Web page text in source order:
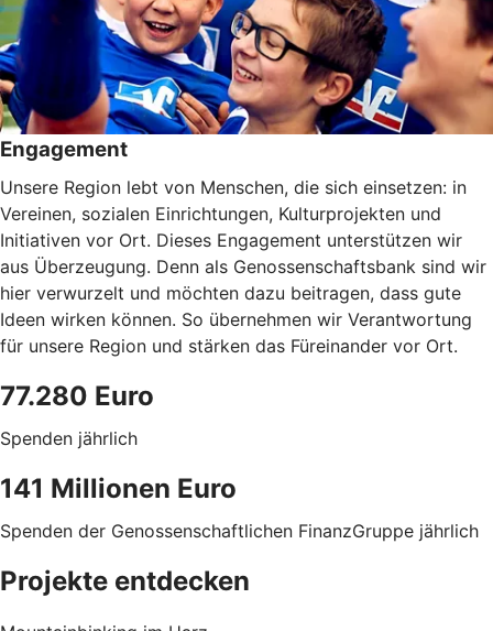
Engagement
Unsere Region lebt von Menschen, die sich einsetzen: in
Vereinen, sozialen Einrichtungen, Kulturprojekten und
Initiativen vor Ort. Dieses Engagement unterstützen wir
aus Überzeugung. Denn als Genossenschaftsbank sind wir
hier verwurzelt und möchten dazu beitragen, dass gute
Ideen wirken können. So übernehmen wir Verantwortung
für unsere Region und stärken das Füreinander vor Ort.
77.280 Euro
Spenden jährlich
141 Millionen Euro
Spenden der Genossenschaftlichen FinanzGruppe jährlich
Projekte entdecken